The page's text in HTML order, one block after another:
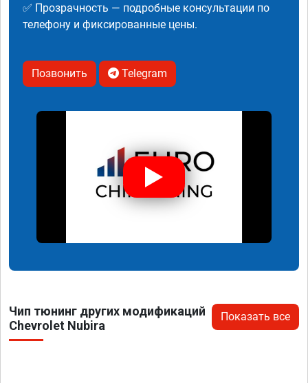
✅ Прозрачность — подробные консультации по
телефону и фиксированные цены.
Позвонить Telegram
Чип тюнинг других модификаций
Chevrolet Nubira
Показать все